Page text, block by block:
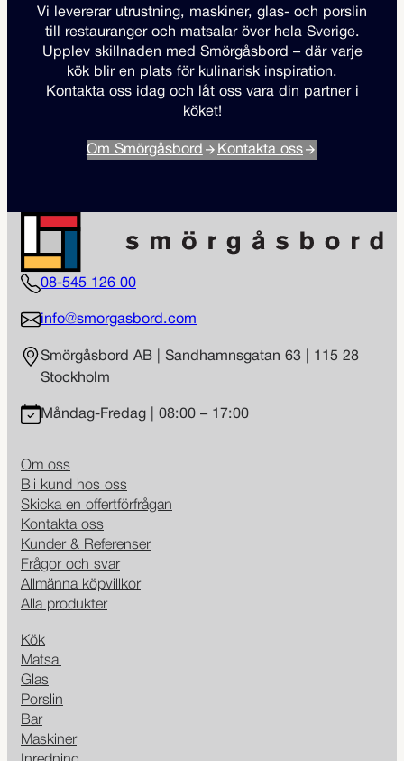
Vi levererar utrustning, maskiner, glas- och porslin
till restauranger och matsalar över hela Sverige.
Upplev skillnaden med Smörgåsbord – där varje
kök blir en plats för kulinarisk inspiration.
Kontakta oss idag och låt oss vara din partner i
köket!
Om Smörgåsbord Kontakta oss
08-545 126 00
info@smorgasbord.com
Smörgåsbord AB | Sandhamnsgatan 63 | 115 28
Stockholm
Måndag-Fredag | 08:00 – 17:00
Om oss
Bli kund hos oss
Skicka en offertförfrågan
Kontakta oss
Kunder & Referenser
Frågor och svar
Allmänna köpvillkor
Alla produkter
Kök
Matsal
Glas
Porslin
Bar
Maskiner